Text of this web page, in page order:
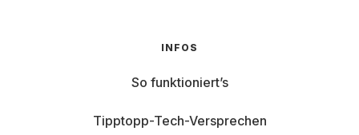
INFOS
So funktioniert’s
Tipptopp-Tech-Versprechen